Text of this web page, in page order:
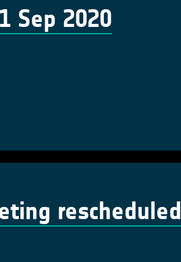
Sep 2020
rescheduled